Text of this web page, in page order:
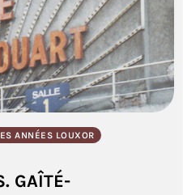
ANNÉES LOUXOR
GAÎTÉ-